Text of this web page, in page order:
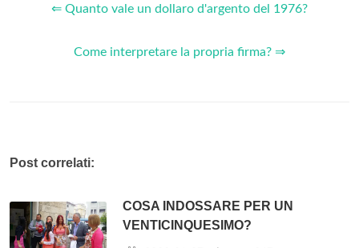
⇐ Quanto vale un dollaro d'argento del 1976?
Come interpretare la propria firma? ⇒
Post correlati:
COSA INDOSSARE PER UN
VENTICINQUESIMO?